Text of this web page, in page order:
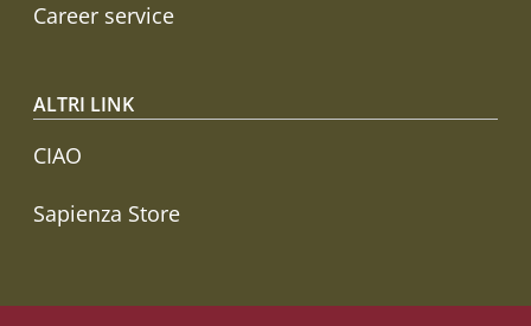
Career service
ALTRI LINK
CIAO
Sapienza Store